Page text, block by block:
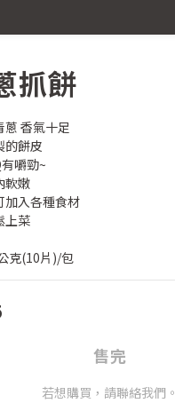
抓餅
香氣十足
的餅皮
嚼勁~
軟嫩
加入各種食材
上菜
克(10片)/包
售完
若想購買，請聯絡我們。